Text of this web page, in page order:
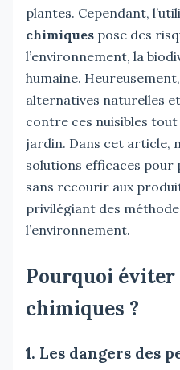
plantes. Cependant,
chimiques pose des
l’environnement, la
humaine.
alternatives naturelles
contre ces nuisibles
jardin. Dans cet article,
solutions efficaces pour
sans recourir aux
privilégiant des
l’environnement.
Pourquoi éviter
chimiques ?
1. Les dangers des